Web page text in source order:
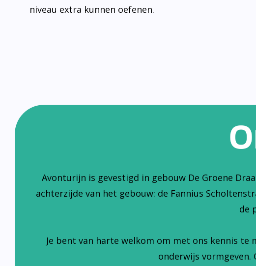
niveau extra kunnen oefenen.
Avonturijn is gevestigd in gebouw De Groene
achterzijde van het gebouw: de Fannius
de
Je bent van harte welkom om met ons kennis te
onderwijs vormgeven.